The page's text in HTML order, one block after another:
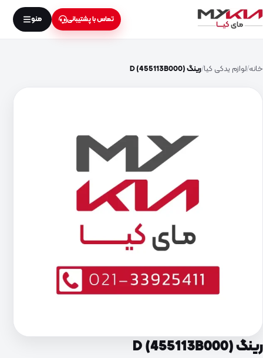
تماس با پشتیبانی منو
خانه لوازم یدکی کیا رینگ D (455113B000)
رینگ D (455113B000)